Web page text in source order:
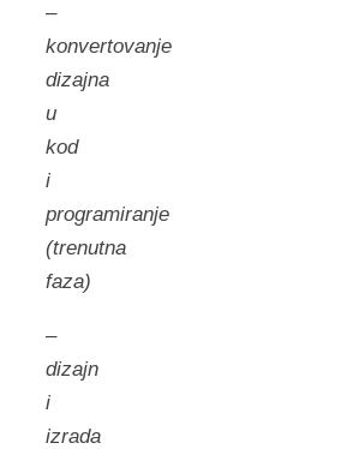
–
konvertovanje
dizajna
u
kod
i
programiranje
(trenutna
faza)
–
dizajn
i
izrada